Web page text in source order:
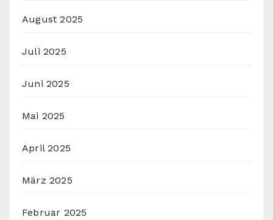
August 2025
Juli 2025
Juni 2025
Mai 2025
April 2025
März 2025
Februar 2025